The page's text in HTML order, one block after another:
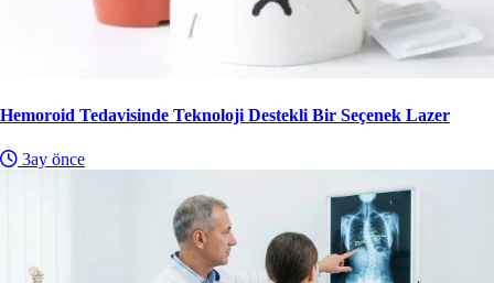
Hemoroid Tedavisinde Teknoloji Destekli Bir Seçenek Lazer
3ay önce